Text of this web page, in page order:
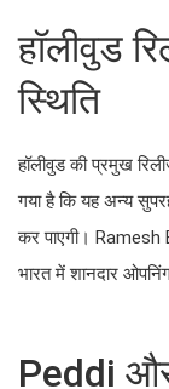
हॉलीवुड
स्थिति
हॉलीवुड की प्रमुख
गया है कि यह अन्य
कर पाएगी। Ramesh
भारत में शानदार
Peddi